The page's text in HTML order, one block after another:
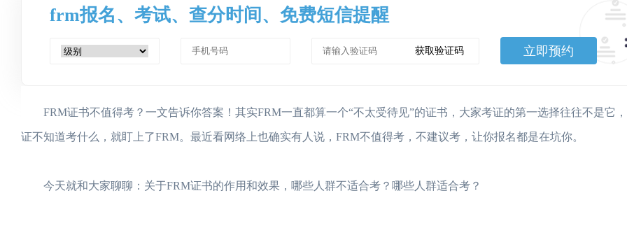
frm报名、考试、查分时间、免费短信提醒
获取验证码 立即预约
FRM证书不值得考？一文告诉你答案！其实FRM一直都算一个“不太受待见”的证书，大家考证的第一选择往往不是它
证不知道考什么，就盯上了FRM。最近看网络上也确实有人说，FRM不值得考，不建议考，让你报名都是在坑你。
今天就和大家聊聊：关于FRM证书的作用和效果，哪些人群不适合考？哪些人群适合考？